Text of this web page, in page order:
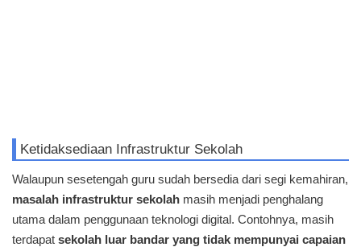
Ketidaksediaan Infrastruktur Sekolah
Walaupun sesetengah guru sudah bersedia dari segi kemahiran,
masalah infrastruktur sekolah masih menjadi penghalang
utama dalam penggunaan teknologi digital. Contohnya, masih
terdapat sekolah luar bandar yang tidak mempunyai capaian